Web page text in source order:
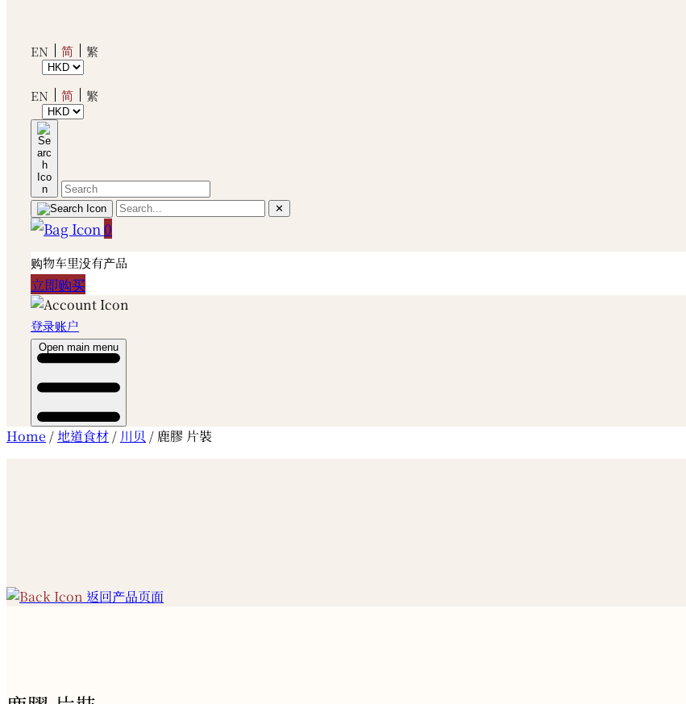
EN 简 繁
EN 简 繁
✕
0
购物车里没有产品
立即购买
登录账户
Open main menu
Home / 地道食材 / 川贝 / 鹿膠 片裝
返回产品页面